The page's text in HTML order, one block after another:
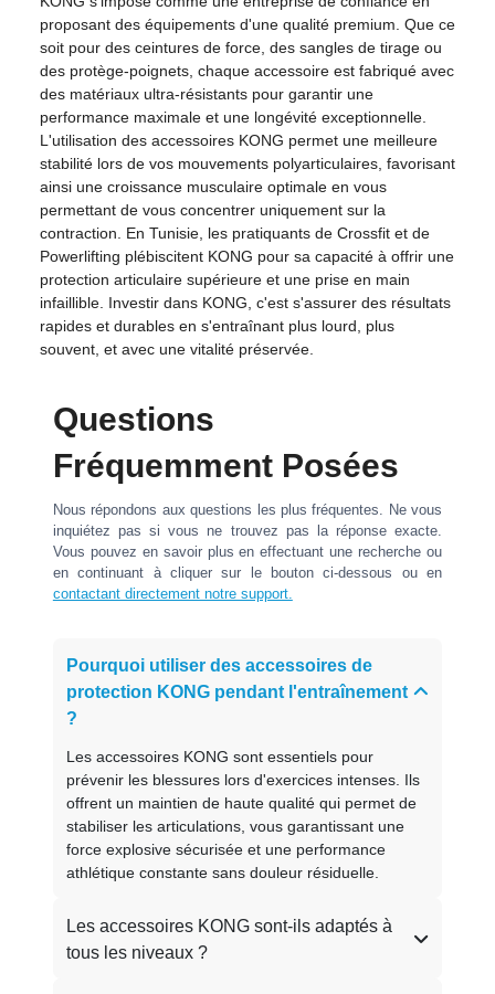
proposant des équipements d'une qualité premium. Que ce
soit pour des ceintures de force, des sangles de tirage ou
des protège-poignets, chaque accessoire est fabriqué avec
des matériaux ultra-résistants pour garantir une
performance maximale et une longévité exceptionnelle.
L'utilisation des accessoires KONG permet une meilleure
stabilité lors de vos mouvements polyarticulaires, favorisant
ainsi une croissance musculaire optimale en vous
permettant de vous concentrer uniquement sur la
contraction. En Tunisie, les pratiquants de Crossfit et de
Powerlifting plébiscitent KONG pour sa capacité à offrir une
protection articulaire supérieure et une prise en main
infaillible. Investir dans KONG, c'est s'assurer des résultats
rapides et durables en s'entraînant plus lourd, plus
souvent, et avec une vitalité préservée.
Questions
Fréquemment Posées
Nous répondons aux questions les plus fréquentes. Ne vous
inquiétez pas si vous ne trouvez pas la réponse exacte.
Vous pouvez en savoir plus en effectuant une recherche ou
en continuant à cliquer sur le bouton ci-dessous ou en
contactant directement notre support.
Pourquoi utiliser des accessoires de
protection KONG pendant l'entraînement
?
Les accessoires KONG sont essentiels pour
prévenir les blessures lors d'exercices intenses. Ils
offrent un maintien de haute qualité qui permet de
stabiliser les articulations, vous garantissant une
force explosive sécurisée et une performance
athlétique constante sans douleur résiduelle.
Les accessoires KONG sont-ils adaptés à
tous les niveaux ?